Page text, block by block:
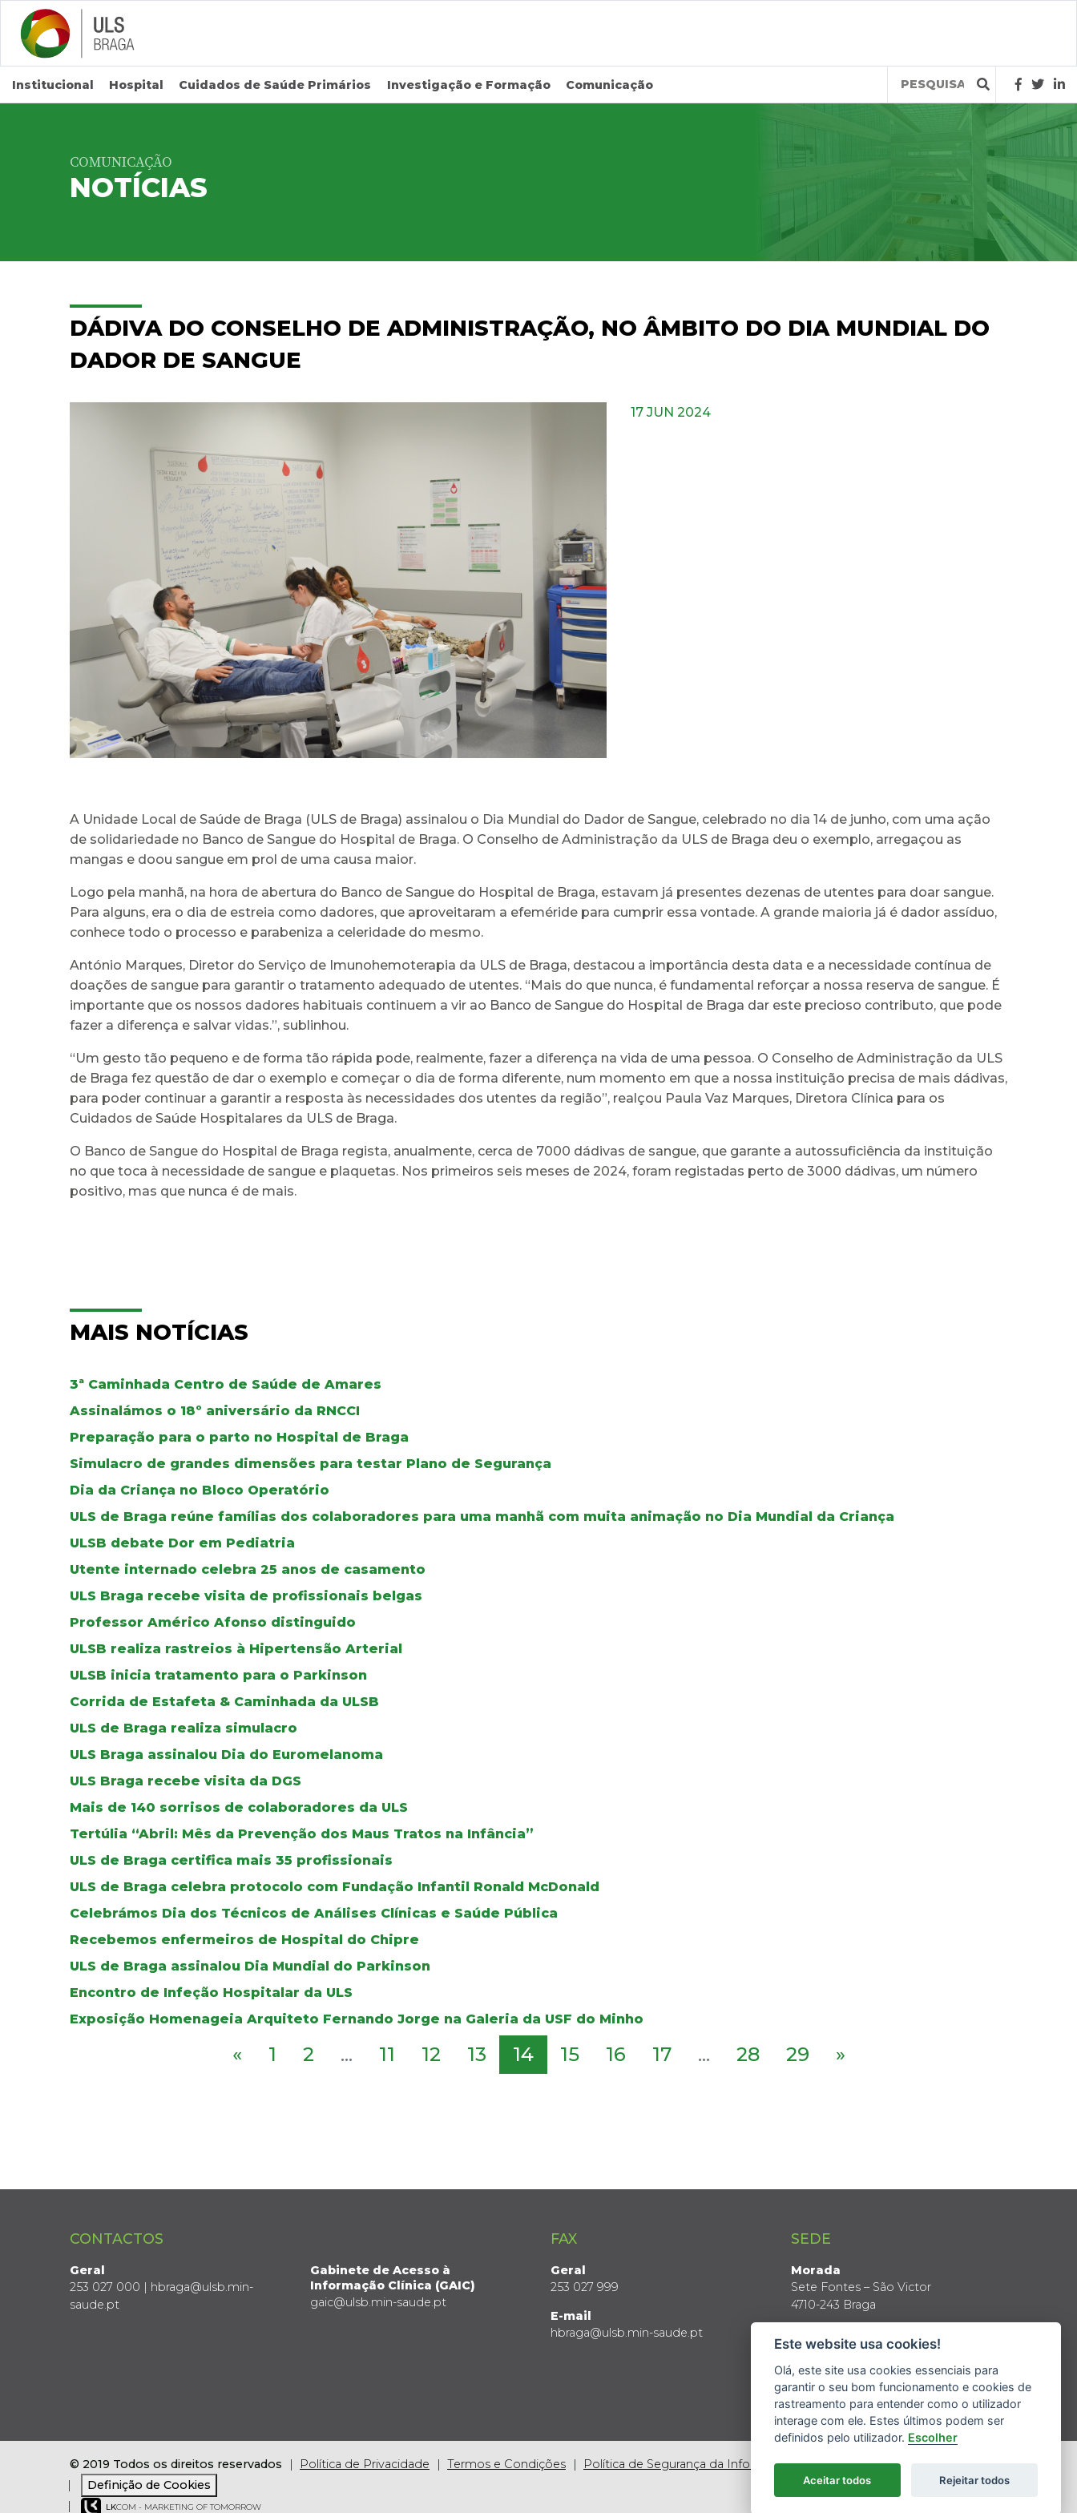
Saltar para conteúdo principal
Institucional Hospital Cuidados de Saúde Primários Investigação e Formação Comunicação
Query
COMUNICAÇÃO
NOTÍCIAS
DÁDIVA DO CONSELHO DE ADMINISTRAÇÃO, NO ÂMBITO DO DIA MUNDIAL DO
DADOR DE SANGUE
17 JUN 2024
A Unidade Local de Saúde de Braga (ULS de Braga) assinalou o Dia Mundial do Dador de Sangue, celebrado no dia 14 de junho, com uma ação
de solidariedade no Banco de Sangue do Hospital de Braga. O Conselho de Administração da ULS de Braga deu o exemplo, arregaçou as
mangas e doou sangue em prol de uma causa maior.
Logo pela manhã, na hora de abertura do Banco de Sangue do Hospital de Braga, estavam já presentes dezenas de utentes para doar sangue.
Para alguns, era o dia de estreia como dadores, que aproveitaram a efeméride para cumprir essa vontade. A grande maioria já é dador assíduo,
conhece todo o processo e parabeniza a celeridade do mesmo.
António Marques, Diretor do Serviço de Imunohemoterapia da ULS de Braga, destacou a importância desta data e a necessidade contínua de
doações de sangue para garantir o tratamento adequado de utentes. “Mais do que nunca, é fundamental reforçar a nossa reserva de sangue. É
importante que os nossos dadores habituais continuem a vir ao Banco de Sangue do Hospital de Braga dar este precioso contributo, que pode
fazer a diferença e salvar vidas.”, sublinhou.
“Um gesto tão pequeno e de forma tão rápida pode, realmente, fazer a diferença na vida de uma pessoa. O Conselho de Administração da ULS
de Braga fez questão de dar o exemplo e começar o dia de forma diferente, num momento em que a nossa instituição precisa de mais dádivas,
para poder continuar a garantir a resposta às necessidades dos utentes da região”, realçou Paula Vaz Marques, Diretora Clínica para os
Cuidados de Saúde Hospitalares da ULS de Braga.
O Banco de Sangue do Hospital de Braga regista, anualmente, cerca de 7000 dádivas de sangue, que garante a autossuficiência da instituição
no que toca à necessidade de sangue e plaquetas. Nos primeiros seis meses de 2024, foram registadas perto de 3000 dádivas, um número
positivo, mas que nunca é de mais.
MAIS NOTÍCIAS
3ª Caminhada Centro de Saúde de Amares
Assinalámos o 18º aniversário da RNCCI
Preparação para o parto no Hospital de Braga
Simulacro de grandes dimensões para testar Plano de Segurança
Dia da Criança no Bloco Operatório
ULS de Braga reúne famílias dos colaboradores para uma manhã com muita animação no Dia Mundial da Criança
ULSB debate Dor em Pediatria
Utente internado celebra 25 anos de casamento
ULS Braga recebe visita de profissionais belgas
Professor Américo Afonso distinguido
ULSB realiza rastreios à Hipertensão Arterial
ULSB inicia tratamento para o Parkinson
Corrida de Estafeta & Caminhada da ULSB
ULS de Braga realiza simulacro
ULS Braga assinalou Dia do Euromelanoma
ULS Braga recebe visita da DGS
Mais de 140 sorrisos de colaboradores da ULS
Tertúlia “Abril: Mês da Prevenção dos Maus Tratos na Infância”
ULS de Braga certifica mais 35 profissionais
ULS de Braga celebra protocolo com Fundação Infantil Ronald McDonald
Celebrámos Dia dos Técnicos de Análises Clínicas e Saúde Pública
Recebemos enfermeiros de Hospital do Chipre
ULS de Braga assinalou Dia Mundial do Parkinson
Encontro de Infeção Hospitalar da ULS
Exposição Homenageia Arquiteto Fernando Jorge na Galeria da USF do Minho
« 1 2 ... 11 12 13 14 15 16 17 ... 28 29 »
CONTACTOS
Geral
253 027 000 | hbraga@ulsb.min-
saude.pt
Gabinete de Acesso à
Informação Clínica (GAIC)
gaic@ulsb.min-saude.pt
FAX
Geral
253 027 999
E-mail
hbraga@ulsb.min-saude.pt
SEDE
Morada
Sete Fontes – São Victor
4710-243 Braga
Latitude: 41º 34’ N
Longitude: 8º 24’ W
© 2019 Todos os direitos reservados Política de Privacidade Termos e Condições
Política de Segurança da Informação
Definição de Cookies
LKCOM - MARKETING OF TOMORROW
Este website usa cookies!
Olá, este site usa cookies essenciais para
garantir o seu bom funcionamento e cookies de
rastreamento para entender como o utilizador
interage com ele. Estes últimos podem ser
definidos pelo utilizador. Escolher
Aceitar todos Rejeitar todos